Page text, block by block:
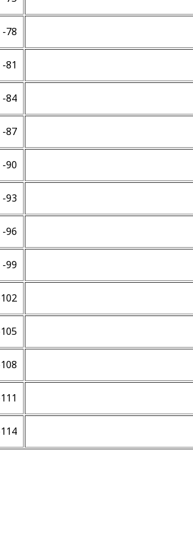
78-
81-
84-
87-
90-
93-
96-
99-
102-
105-
108-
111-
114-